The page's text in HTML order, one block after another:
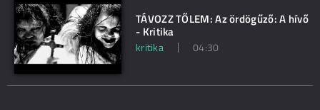
TÁVOZZ TŐLEM: Az ördögűző: A hívő
- Kritika
kritika 04:30